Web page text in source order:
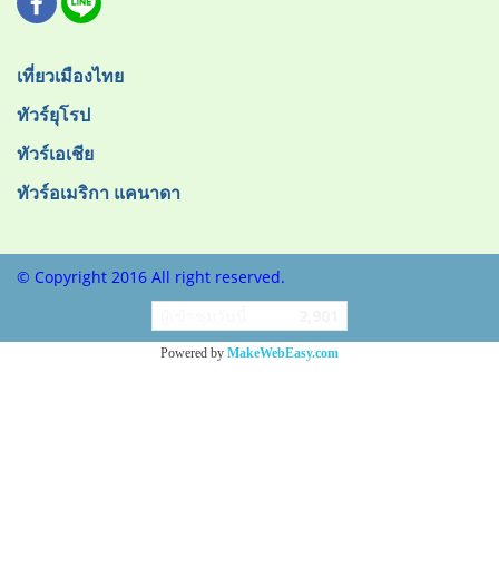
เที่ยวเมืองไทย
ทัวร์ยุโรป
ทัวร์เอเชีย
ทัวร์อเมริกา แคนาดา
© Copyright 2016 All right reserved.
Powered by MakeWebEasy.com